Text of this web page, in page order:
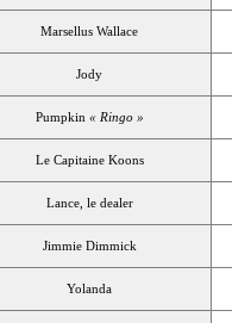
Marsellus Wallace
Jody
Pumpkin « Ringo »
Le Capitaine Koons
Lance, le dealer
Jimmie Dimmick
Yolanda